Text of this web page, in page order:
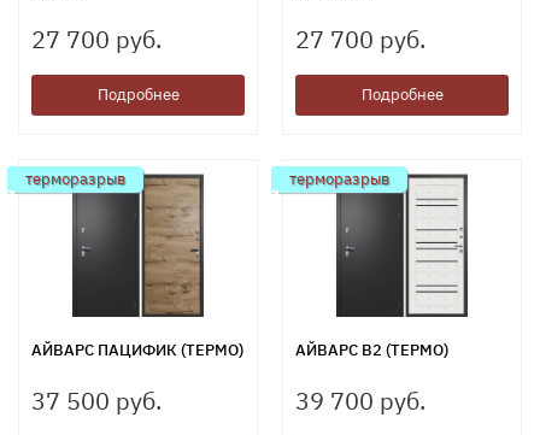
27 700 руб.
Подробнее
27 700 руб.
Подробнее
терморазрыв
АЙВАРС ПАЦИФИК (ТЕРМО)
37 500 руб.
терморазрыв
АЙВАРС В2 (ТЕРМО)
39 700 руб.